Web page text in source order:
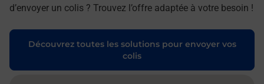
d’envoyer un colis ? Trouvez l’offre adaptée à votre besoin !
Découvrez toutes les solutions pour envoyer vos
colis